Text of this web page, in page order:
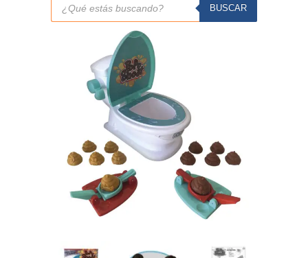
productos
BUSCAR